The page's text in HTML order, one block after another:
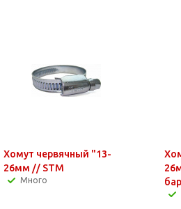
Хомут червячный "13-
26мм // STM
Много